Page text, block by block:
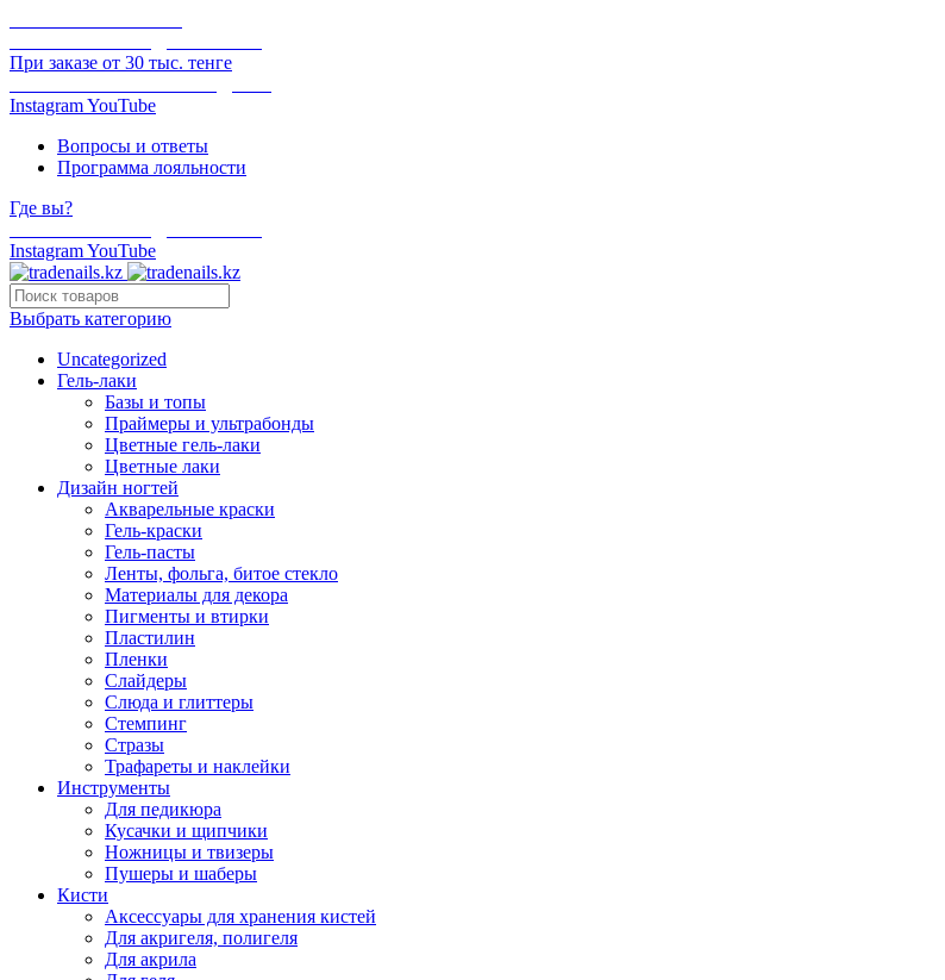
При заказе от 30 тыс. тенге
InstagramYouTube
Вопросы и ответы
Программа лояльности
Где вы?
InstagramYouTube
Выбрать категорию
Uncategorized
Гель-лаки
Базы и топы
Праймеры и ультрабонды
Цветные гель-лаки
Цветные лаки
Дизайн ногтей
Акварельные краски
Гель-краски
Гель-пасты
Ленты, фольга, битое стекло
Материалы для декора
Пигменты и втирки
Пластилин
Пленки
Слайдеры
Слюда и глиттеры
Стемпинг
Стразы
Трафареты и наклейки
Инструменты
Для педикюра
Кусачки и щипчики
Ножницы и твизеры
Пушеры и шаберы
Кисти
Аксессуары для хранения кистей
Для акригеля, полигеля
Для акрила